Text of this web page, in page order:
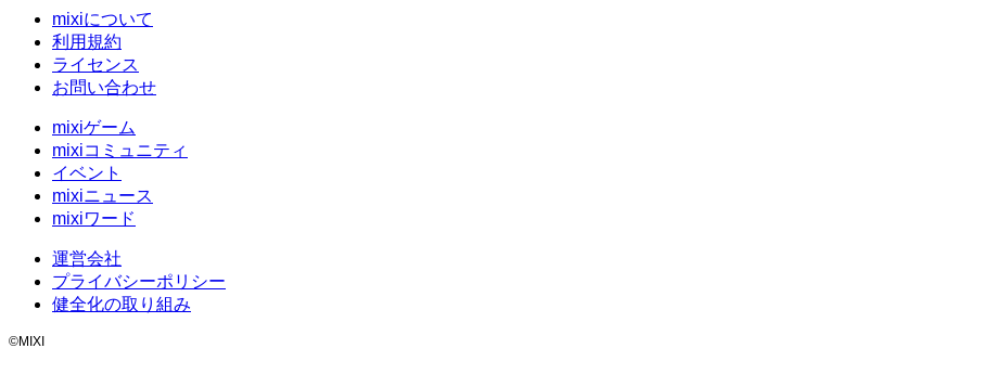
mixiについて
利用規約
ライセンス
お問い合わせ
mixiゲーム
mixiコミュニティ
イベント
mixiニュース
mixiワード
運営会社
プライバシーポリシー
健全化の取り組み
©MIXI